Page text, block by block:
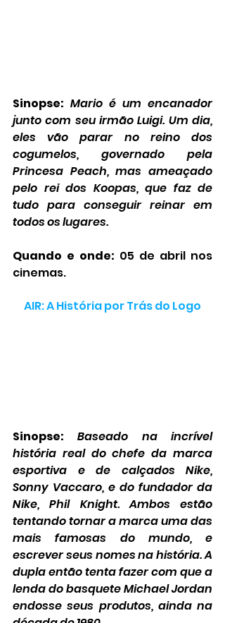
Sinopse: Mario é um encanador
junto com seu irmão Luigi. Um dia,
eles vão parar no reino dos
cogumelos, governado pela
Princesa Peach, mas ameaçado
pelo rei dos Koopas, que faz de
tudo para conseguir reinar em
todos os lugares.
Quando e onde: 05 de abril nos
cinemas.
AIR: A História por Trás do Logo
Sinopse:
Baseado na incrível
história real do chefe da marca
esportiva e de calçados Nike,
Sonny Vaccaro, e do fundador da
Nike, Phil Knight. Ambos estão
tentando tornar a marca uma das
mais famosas do mundo, e
escrever seus nomes na história. A
dupla então tenta fazer com que a
lenda do basquete Michael Jordan
endosse seus produtos, ainda na